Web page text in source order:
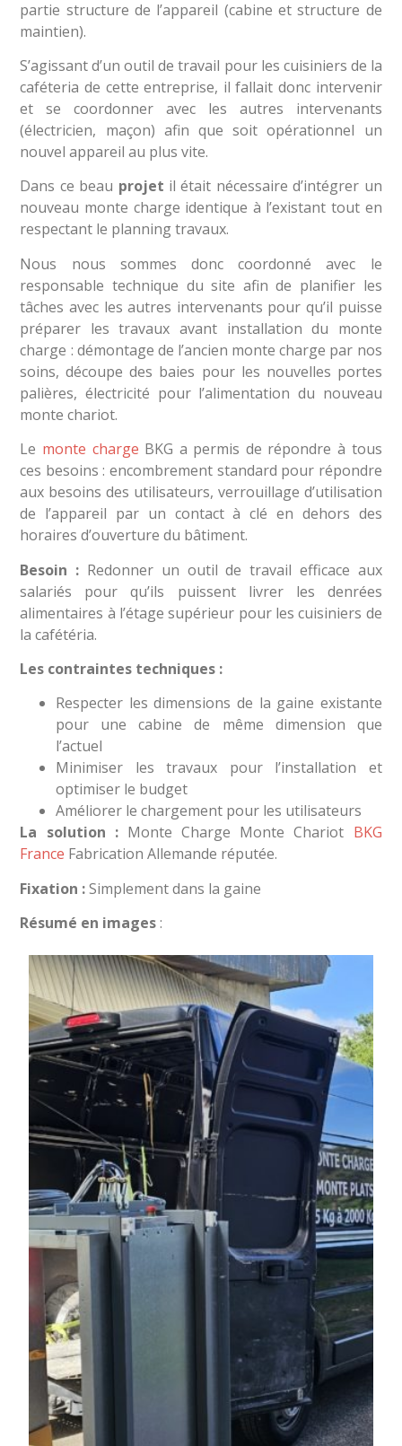
partie structure de l’appareil (cabine et structure de
maintien).
S’agissant d’un outil de travail pour les cuisiniers de la
caféteria de cette entreprise, il fallait donc intervenir
et se coordonner avec les autres intervenants
(électricien, maçon) afin que soit opérationnel un
nouvel appareil au plus vite.
Dans ce beau projet il était nécessaire d’intégrer un
nouveau monte charge identique à l’existant tout en
respectant le planning travaux.
Nous nous sommes donc coordonné avec le
responsable technique du site afin de planifier les
tâches avec les autres intervenants pour qu’il puisse
préparer les travaux avant installation du monte
charge : démontage de l’ancien monte charge par nos
soins, découpe des baies pour les nouvelles portes
palières, électricité pour l’alimentation du nouveau
monte chariot.
Le monte charge BKG a permis de répondre à tous
ces besoins : encombrement standard pour répondre
aux besoins des utilisateurs, verrouillage d’utilisation
de l’appareil par un contact à clé en dehors des
horaires d’ouverture du bâtiment.
Besoin : Redonner un outil de travail efficace aux
salariés pour qu’ils puissent livrer les denrées
alimentaires à l’étage supérieur pour les cuisiniers de
la cafétéria.
Les contraintes techniques :
Respecter les dimensions de la gaine existante
pour une cabine de même dimension que
l’actuel
Minimiser les travaux pour l’installation et
optimiser le budget
Améliorer le chargement pour les utilisateurs
La solution :Monte Charge Monte Chariot BKG
France Fabrication Allemande réputée.
Fixation :Simplement dans la gaine
Résumé en images: